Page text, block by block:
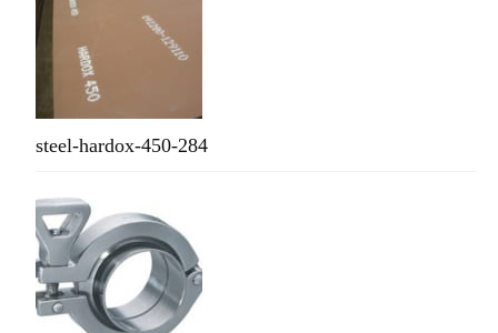
steel-hardox-450-284